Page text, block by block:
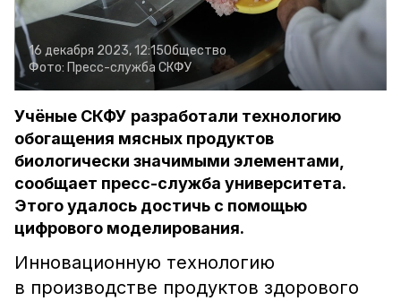
16 декабря 2023, 12:15Общество
Фото: Пресс-служба СКФУ
Учёные СКФУ разработали технологию
обогащения мясных продуктов
биологически значимыми элементами,
сообщает пресс-служба университета.
Этого удалось достичь с помощью
цифрового моделирования.
Инновационную технологию
в производстве продуктов здорового